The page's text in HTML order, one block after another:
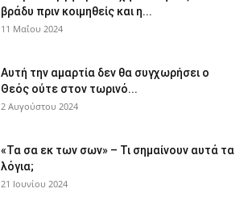
βράδυ πριν κοιμηθείς και η...
11 Μαΐου 2024
Αυτή την αμαρτία δεν θα συγχωρήσει ο
Θεός ούτε στον τωρινό...
2 Αυγούστου 2024
«Τα σα εκ των σων» – Τι σημαίνουν αυτά τα
λόγια;
21 Ιουνίου 2024